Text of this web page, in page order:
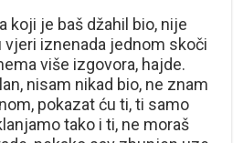
koji je baš džahil bio, nije
iznenada jednom skoči
više izgovora, hajde.
nisam nikad bio, ne znam
pokazat ću ti, ti samo
tako i ti, ne moraš